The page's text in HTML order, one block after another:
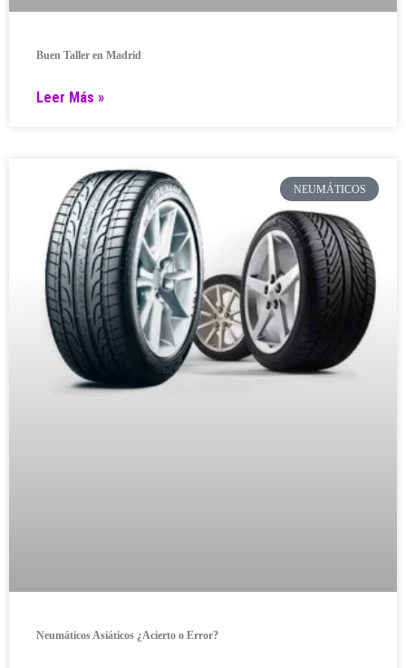
Buen Taller en Madrid
Leer Más »
NEUMÁTICOS
Neumáticos Asiáticos ¿Acierto o Error?